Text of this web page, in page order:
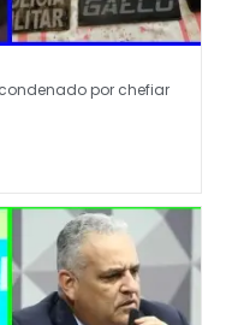
condenado por chefiar